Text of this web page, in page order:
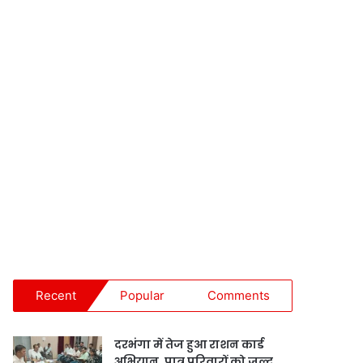
Recent Popular Comments
दरभंगा में तेज हुआ राशन कार्ड